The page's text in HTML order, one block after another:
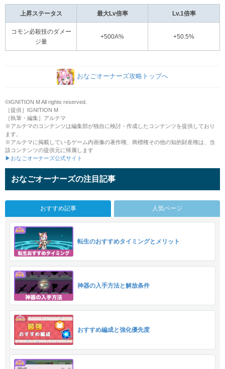
上昇ステータス 最大Lv倍率 Lv.1倍率
コモン必殺技のダメー
ジ量
+500A% +50.5%
おなごオーナーズ攻略トップへ
©IGNITION M All rights reserved.
［提供］IGNITION M
［執筆・編集］アルテマ
※アルテマのコンテンツは編集部が独自に検討・作成したコンテンツを提供しており
ます。
※アルテマに掲載しているゲーム内画像の著作権、商標権その他の知的財産権は、当
該コンテンツの提供元に帰属します
▶おなごオーナーズ公式サイト
おなごオーナーズの注目記事
おすすめ記事 人気ページ
転生のおすすめタイミングとメリット
神器の入手方法と解放条件
おすすめ編成と強化優先度